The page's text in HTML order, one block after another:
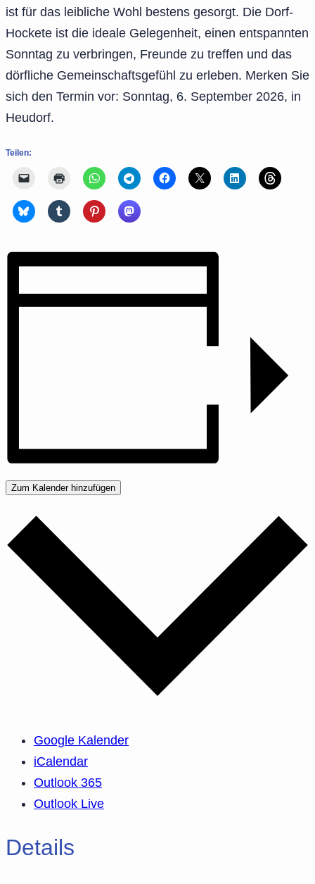
ist für das leibliche Wohl bestens gesorgt. Die Dorf-
Hockete ist die ideale Gelegenheit, einen entspannten
Sonntag zu verbringen, Freunde zu treffen und das
dörfliche Gemeinschaftsgefühl zu erleben. Merken Sie
sich den Termin vor: Sonntag, 6. September 2026, in
Heudorf.
Teilen:
Zum Kalender hinzufügen
Google Kalender
iCalendar
Outlook 365
Outlook Live
Details